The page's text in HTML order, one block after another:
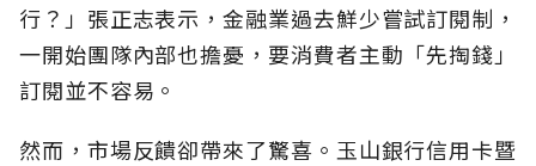
行？」張正志表示，金融業過去鮮少嘗試訂閱制，
一開始團隊內部也擔憂，要消費者主動「先掏錢」
訂閱並不容易。
然而，市場反饋卻帶來了驚喜。玉山銀行信用卡暨